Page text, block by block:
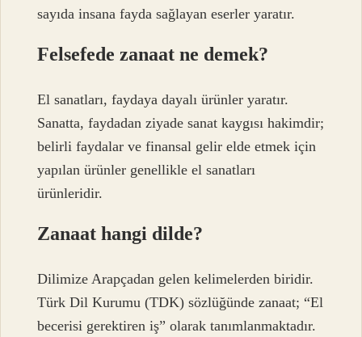
sayıda insana fayda sağlayan eserler yaratır.
Felsefede zanaat ne demek?
El sanatları, faydaya dayalı ürünler yaratır.
Sanatta, faydadan ziyade sanat kaygısı hakimdir;
belirli faydalar ve finansal gelir elde etmek için
yapılan ürünler genellikle el sanatları
ürünleridir.
Zanaat hangi dilde?
Dilimize Arapçadan gelen kelimelerden biridir.
Türk Dil Kurumu (TDK) sözlüğünde zanaat; “El
becerisi gerektiren iş” olarak tanımlanmaktadır.